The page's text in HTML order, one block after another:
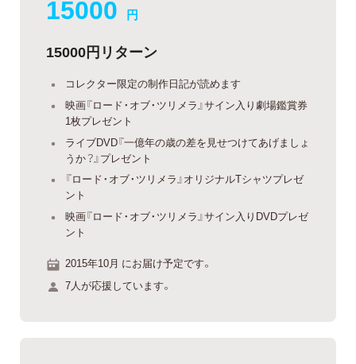
15000 円
15000円リターン
コレクター限定の制作日記が読めます
映画『ロード・オブ・ツリメラ』サイン入り劇場鑑賞券
1枚プレゼント
ライブDVD『一億年の歳の差を見せつけてあげましょ
うか？』プレゼント
『ロード・オブ・ツリメラ』オリジナルTシャツプレゼ
ント
映画『ロード・オブ・ツリメラ』サイン入りDVDプレゼ
ント
2015年10月 にお届け予定です。
7人が応援しています。